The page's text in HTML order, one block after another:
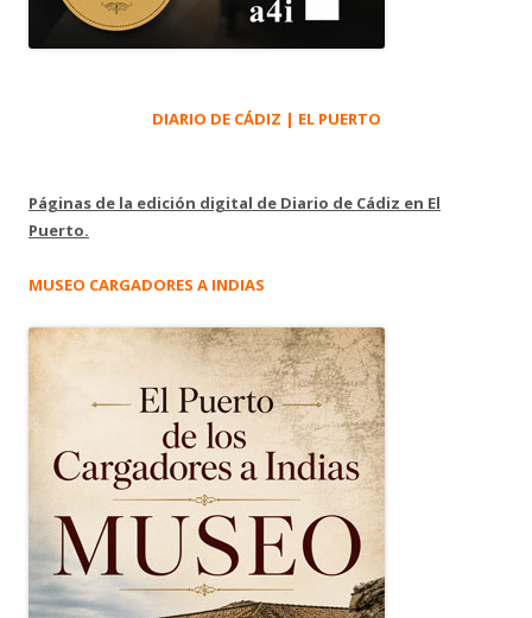
DIARIO DE CÁDIZ | EL PUERTO
Páginas de la edición digital de Diario de Cádiz en El
Puerto.
MUSEO CARGADORES A INDIAS